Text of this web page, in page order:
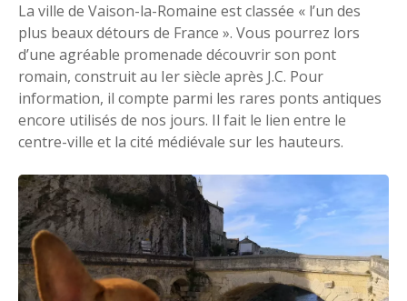
La ville de Vaison-la-Romaine est classée « l’un des
plus beaux détours de France ». Vous pourrez lors
d’une agréable promenade découvrir son pont
romain, construit au Ier siècle après J.C. Pour
information, il compte parmi les rares ponts antiques
encore utilisés de nos jours. Il fait le lien entre le
centre-ville et la cité médiévale sur les hauteurs.